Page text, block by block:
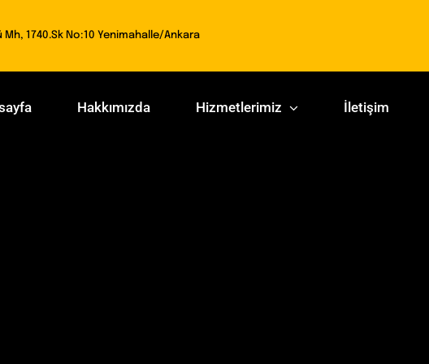
Mh, 1740.Sk No:10 Yenimahalle/Ankara
Hakkımızda Hizmetlerimiz İletişim